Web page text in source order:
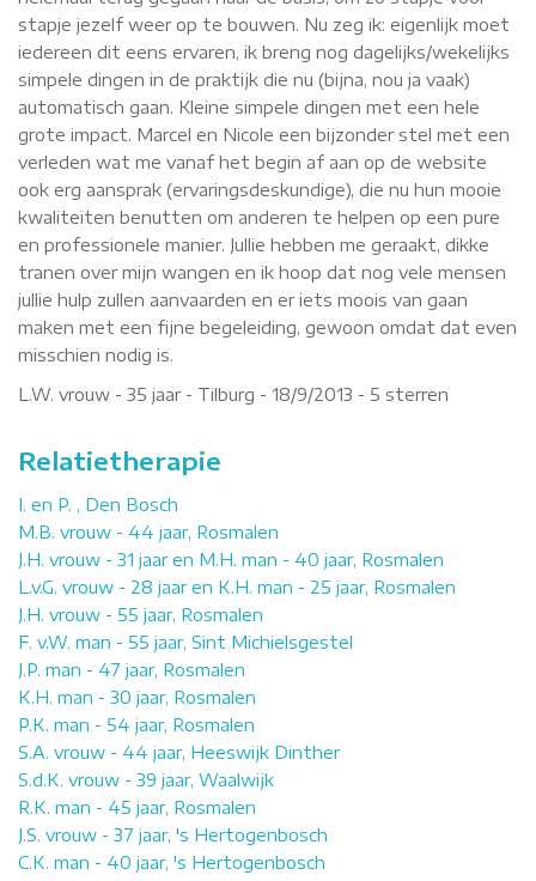
stapje jezelf weer op te bouwen. Nu zeg ik: eigenlijk moet
iedereen dit eens ervaren, ik breng nog dagelijks/wekelijks
simpele dingen in de praktijk die nu (bijna, nou ja vaak)
automatisch gaan. Kleine simpele dingen met een hele
grote impact. Marcel en Nicole een bijzonder stel met een
verleden wat me vanaf het begin af aan op de website
ook erg aansprak (ervaringsdeskundige), die nu hun mooie
kwaliteiten benutten om anderen te helpen op een pure
en professionele manier. Jullie hebben me geraakt, dikke
tranen over mijn wangen en ik hoop dat nog vele mensen
jullie hulp zullen aanvaarden en er iets moois van gaan
maken met een fijne begeleiding, gewoon omdat dat even
misschien nodig is.
L.W. vrouw - 35 jaar - Tilburg - 18/9/2013 - 5 sterren
Relatietherapie
I. en P. , Den Bosch
M.B. vrouw - 44 jaar, Rosmalen
J.H. vrouw - 31 jaar en M.H. man - 40 jaar, Rosmalen
L.v.G. vrouw - 28 jaar en K.H. man - 25 jaar, Rosmalen
J.H. vrouw - 55 jaar, Rosmalen
F. v.W. man - 55 jaar, Sint Michielsgestel
J.P. man - 47 jaar, Rosmalen
K.H. man - 30 jaar, Rosmalen
P.K. man - 54 jaar, Rosmalen
S.A. vrouw - 44 jaar, Heeswijk Dinther
S.d.K. vrouw - 39 jaar, Waalwijk
R.K. man - 45 jaar, Rosmalen
J.S. vrouw - 37 jaar, 's Hertogenbosch
C.K. man - 40 jaar, 's Hertogenbosch